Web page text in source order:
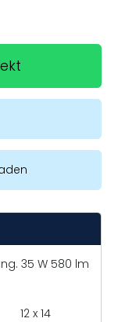
35 W 580 lm
12 x 14